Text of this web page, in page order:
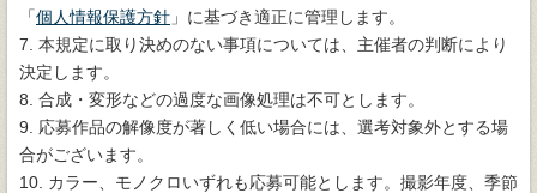
「個人情報保護方針 」に基づき適正に管理します。
7. 本規定に取り決めのない事項については、主催者の判断により
決定します。
8. 合成・変形などの過度な画像処理は不可とします。
9. 応募作品の解像度が著しく低い場合には、選考対象外とする場
合がございます。
10. カラー、モノクロいずれも応募可能とします。撮影年度、季節